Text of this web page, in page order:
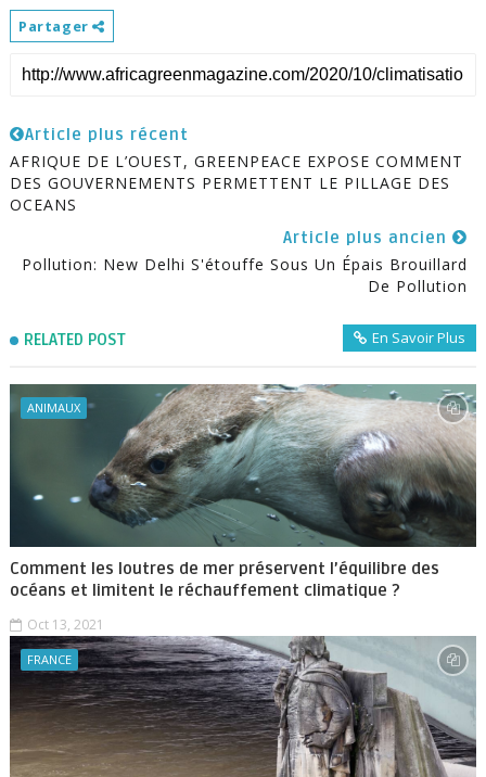
Partager
Article plus récent
AFRIQUE DE L’OUEST, GREENPEACE EXPOSE COMMENT
DES GOUVERNEMENTS PERMETTENT LE PILLAGE DES
OCEANS
Article plus ancien
Pollution: New Delhi S'étouffe Sous Un Épais Brouillard
De Pollution
RELATED POST En Savoir Plus
ANIMAUX
Comment les loutres de mer préservent l’équilibre des
océans et limitent le réchauffement climatique ?
Oct 13, 2021
FRANCE